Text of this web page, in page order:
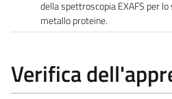
della spettroscopia EXAFS per lo
metallo proteine.
Verifica